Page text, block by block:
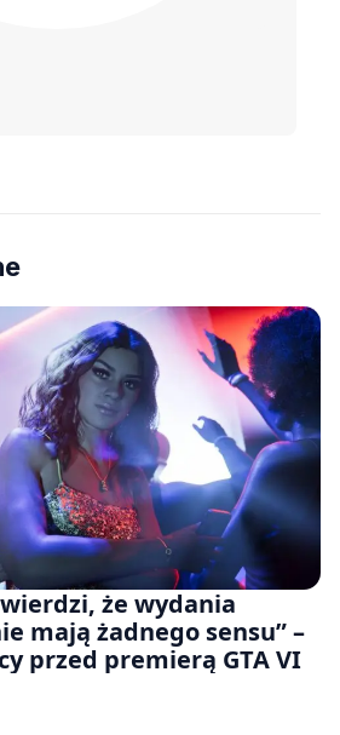
że wydania
mają żadnego sensu” –
przed premierą GTA VI